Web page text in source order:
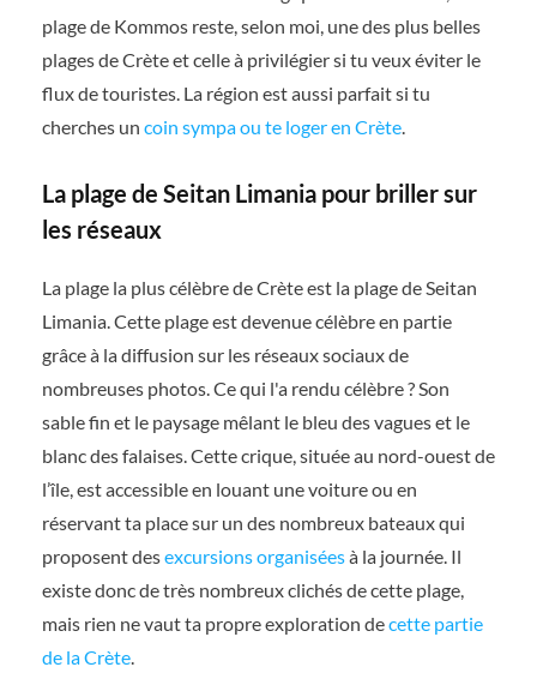
plage de Kommos reste, selon moi, une des plus belles
plages de Crète et celle à privilégier si tu veux éviter le
flux de touristes. La région est aussi parfait si tu
cherches un coin sympa ou te loger en Crète.
La plage de Seitan Limania pour briller sur
les réseaux
La plage la plus célèbre de Crète est la plage de Seitan
Limania. Cette plage est devenue célèbre en partie
grâce à la diffusion sur les réseaux sociaux de
nombreuses photos. Ce qui l'a rendu célèbre ? Son
sable fin et le paysage mêlant le bleu des vagues et le
blanc des falaises. Cette crique, située au nord-ouest de
l’île, est accessible en louant une voiture ou en
réservant ta place sur un des nombreux bateaux qui
proposent desexcursions organiséesà la journée. Il
existe donc de très nombreux clichés de cette plage,
mais rien ne vaut ta propre exploration decette partie
de la Crète.